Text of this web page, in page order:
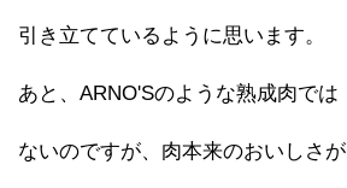
引き立てているように思います。
あと、ARNO'Sのような熟成肉では
ないのですが、肉本来のおいしさが